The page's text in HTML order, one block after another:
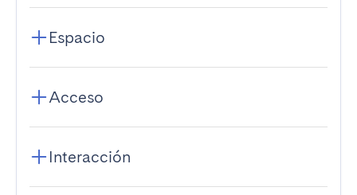
Espacio
Acceso
Interacción